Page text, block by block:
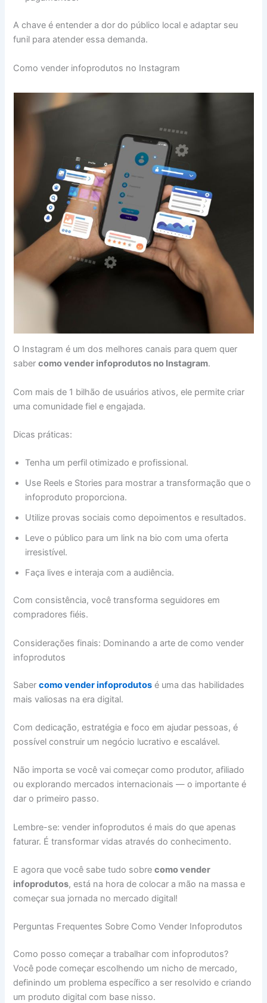
A chave é entender a dor do público local e adaptar seu
funil para atender essa demanda.
Como vender infoprodutos no Instagram
O Instagram é um dos melhores canais para quem quer
sabercomo vender infoprodutos no Instagram.
Com mais de 1 bilhão de usuários ativos, ele permite criar
uma comunidade fiel e engajada.
Dicas práticas:
Tenha um perfil otimizado e profissional.
Use Reels e Stories para mostrar a transformação que o
infoproduto proporciona.
Utilize provas sociais como depoimentos e resultados.
Leve o público para um link na bio com uma oferta
irresistível.
Faça lives e interaja com a audiência.
Com consistência, você transforma seguidores em
compradores fiéis.
Considerações finais: Dominando a arte de como vender
infoprodutos
Sabercomo vender infoprodutos é uma das habilidades
mais valiosas na era digital.
Com dedicação, estratégia e foco em ajudar pessoas, é
possível construir um negócio lucrativo e escalável.
Não importa se você vai começar como produtor, afiliado
ou explorando mercados internacionais — o importante é
dar o primeiro passo.
Lembre-se: vender infoprodutos é mais do que apenas
faturar. É transformar vidas através do conhecimento.
E agora que você sabe tudo sobrecomo vender
infoprodutos, está na hora de colocar a mão na massa e
começar sua jornada no mercado digital!
Perguntas Frequentes Sobre Como Vender Infoprodutos
Como posso começar a trabalhar com infoprodutos?
Você pode começar escolhendo um nicho de mercado,
definindo um problema específico a ser resolvido e criando
um produto digital com base nisso.